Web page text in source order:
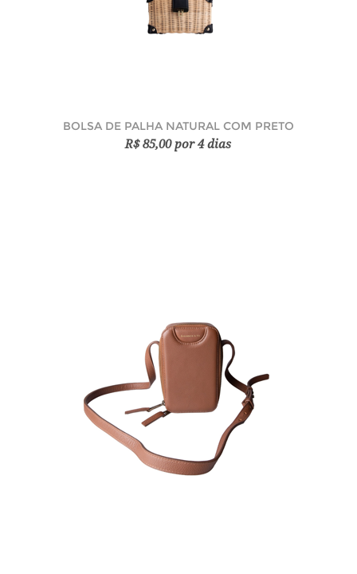
BOLSA DE PALHA NATURAL COM PRETO
R$ 85,00 por 4 dias